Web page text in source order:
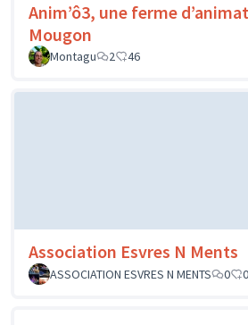
Anim’ô3, une ferme
Mougon
Montagu
2 46
Association Esvres N Ments
ASSOCIATION ESVRES N MENTS
0 0